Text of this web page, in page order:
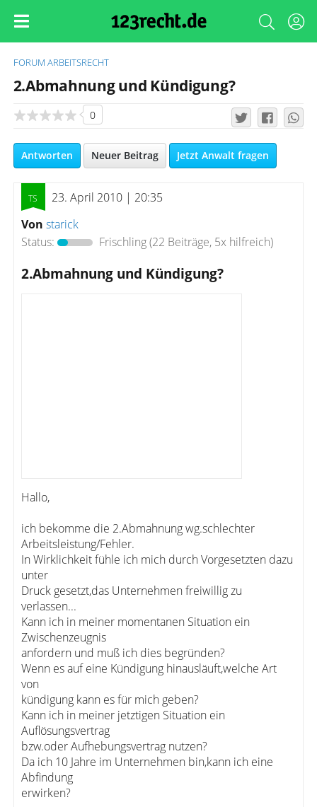
FORUM ARBEITSRECHT
2.Abmahnung und Kündigung?
0
Antworten Neuer Beitrag Jetzt Anwalt fragen
23. April 2010 | 20:35
Von starick
Status:
Frischling(22 Beiträge, 5x hilfreich)
2.Abmahnung und Kündigung?
Hallo,
ich bekomme die 2.Abmahnung wg.schlechter
Arbeitsleistung/Fehler.
In Wirklichkeit fühle ich mich durch Vorgesetzten dazu
unter
Druck gesetzt,das Unternehmen freiwillig zu
verlassen...
Kann ich in meiner momentanen Situation ein
Zwischenzeugnis
anfordern und muß ich dies begründen?
Wenn es auf eine Kündigung hinausläuft,welche Art
von
kündigung kann es für mich geben?
Kann ich in meiner jetztigen Situation ein
Auflösungsvertrag
bzw.oder Aufhebungsvertrag nutzen?
Da ich 10 Jahre im Unternehmen bin,kann ich eine
Abfindung
erwirken?